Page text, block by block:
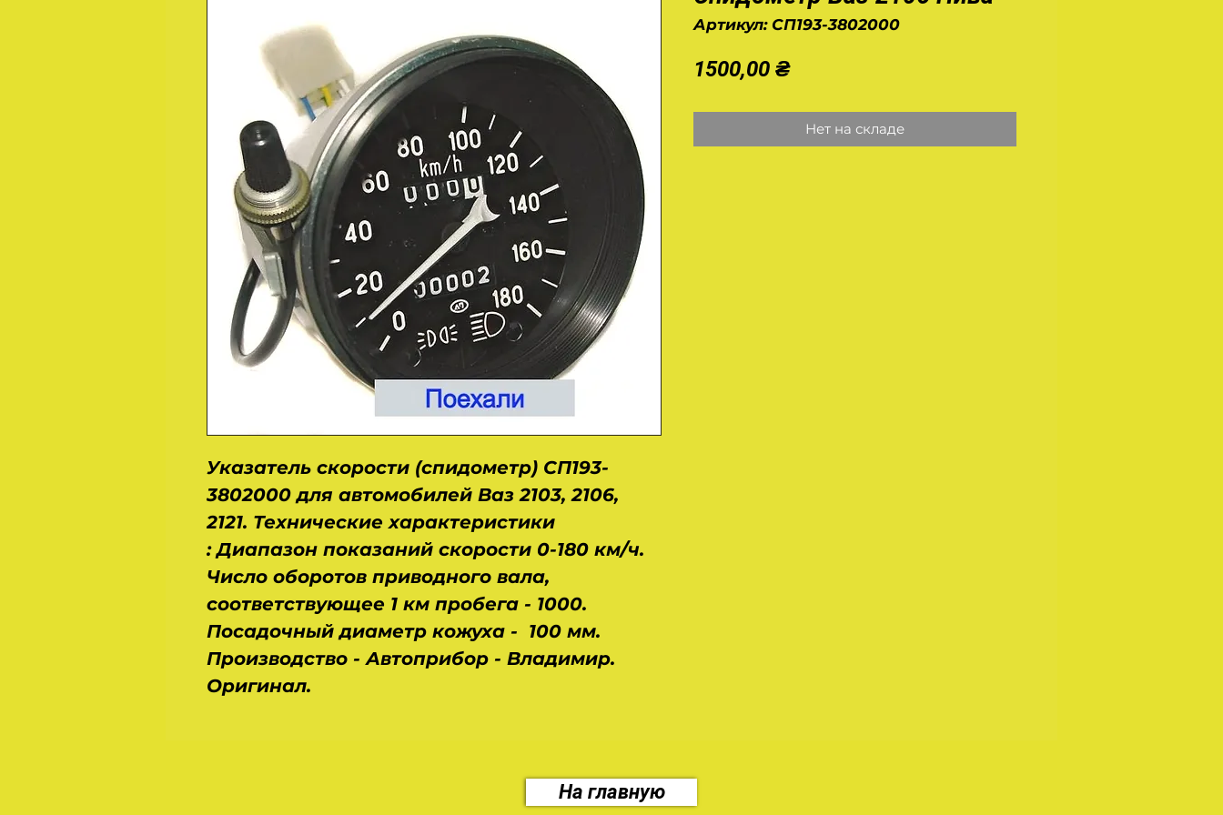
Указатель скорости (спидометр) СП193-
3802000 для автомобилей Ваз 2103, 2106,
2121. Технические характеристики
: Диапазон показаний скорости 0-180 км/ч.
Число оборотов приводного вала,
соответствующее 1 км пробега - 1000.
Посадочный диаметр кожуха - 100 мм.
Производство - Автоприбор - Владимир.
Оригинал.
Артикул: СП193-3802000
1500,00 ₴Цена
Нет на складе
На главную